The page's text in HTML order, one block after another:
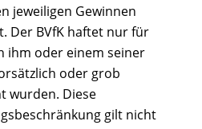
jeweiligen Gewinnen
Der BVfK haftet nur für
ihm oder einem seiner
oder grob
wurden. Diese
gilt nicht